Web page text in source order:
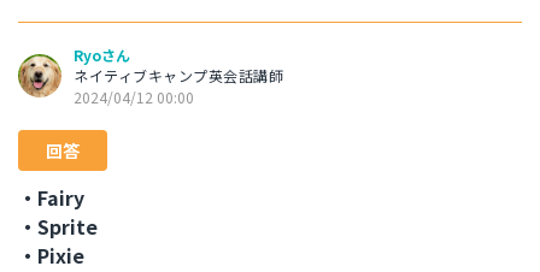
Ryoさん
ネイティブキャンプ英会話講師
2024/04/12 00:00
回答
・Fairy
・Sprite
・Pixie